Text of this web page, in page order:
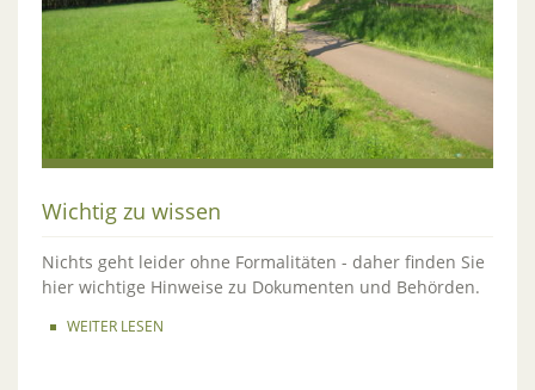
Wichtig zu wissen
Nichts geht leider ohne Formalitäten - daher finden Sie
hier wichtige Hinweise zu Dokumenten und Behörden.
WEITER LESEN